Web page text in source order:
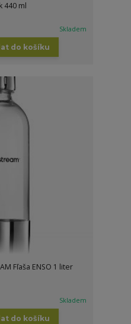
440 ml
Skladem
do košíku
Fľaša ENSO 1 liter
Skladem
do košíku